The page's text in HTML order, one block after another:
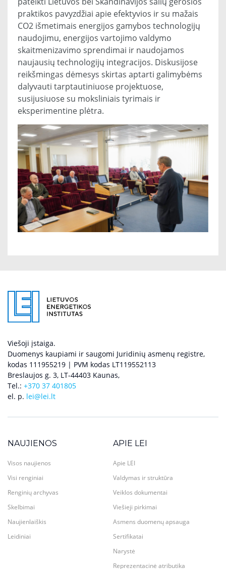
praktikos pavyzdžiai apie efektyvios ir su mažais
CO2 išmetimais energijos gamybos technologijų
naudojimu, energijos vartojimo valdymo
skaitmenizavimo sprendimai ir naudojamos
naujausių technologijų integracijos. Diskusijose
reikšmingas dėmesys skirtas aptarti galimybėms
dalyvauti tarptautiniuose projektuose,
susijusiuose su moksliniais tyrimais ir
eksperimentine plėtra.
Viešoji įstaiga.
Duomenys kaupiami ir saugomi Juridinių asmenų registre,
kodas 111955219 | PVM kodas LT119552113
Breslaujos g. 3, LT-44403 Kaunas,
Tel.: +370 37 401805
el. p. lei@lei.lt
NAUJIENOS
Visos naujienos
Visi renginiai
Renginių archyvas
Skelbimai
Naujienlaiškis
Leidiniai
APIE LEI
Apie LEI
Valdymas ir struktūra
Veiklos dokumentai
Viešieji pirkimai
Asmens duomenų apsauga
Sertifikatai
Narystė
Reprezentacinė atributika